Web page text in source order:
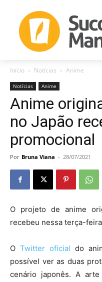
Início Notícias Anime
Notícias Anime
Anime
no Japão
promocional
Por Bruna Viana - 28/07/2021
O projeto de anime
recebeu nessa terça-
OTwitter oficial do
possível ver as duas
cenário japonês. A